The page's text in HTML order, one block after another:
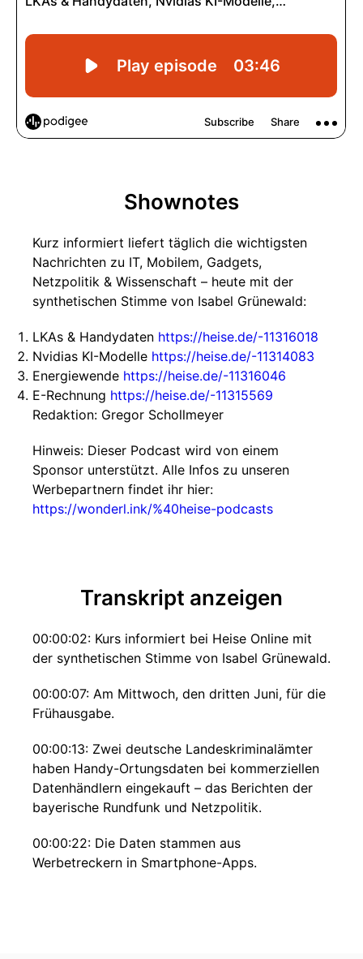
Shownotes
Kurz informiert liefert täglich die wichtigsten
Nachrichten zu IT, Mobilem, Gadgets,
Netzpolitik & Wissenschaft – heute mit der
synthetischen Stimme von Isabel Grünewald:
LKAs & Handydaten https://heise.de/-11316018
Nvidias KI-Modelle https://heise.de/-11314083
Energiewende https://heise.de/-11316046
E-Rechnung https://heise.de/-11315569
Redaktion: Gregor Schollmeyer
Hinweis: Dieser Podcast wird von einem
Sponsor unterstützt. Alle Infos zu unseren
Werbepartnern findet ihr hier:
https://wonderl.ink/%40heise-podcasts
Transkript anzeigen
00:00:02: Kurs informiert bei Heise Online mit
der synthetischen Stimme von Isabel Grünewald.
00:00:07: Am Mittwoch, den dritten Juni, für die
Frühausgabe.
00:00:13: Zwei deutsche Landeskriminalämter
haben Handy-Ortungsdaten bei kommerziellen
Datenhändlern eingekauft – das Berichten der
bayerische Rundfunk und Netzpolitik.
00:00:22: Die Daten stammen aus
Werbetreckern in Smartphone-Apps.